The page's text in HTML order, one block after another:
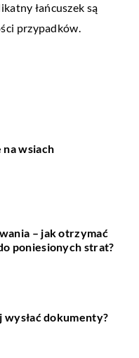
łańcuszek są
przypadków.
wsiach
– jak otrzymać
poniesionych strat?
dokumenty?